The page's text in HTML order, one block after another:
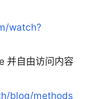
watch?
并自由访问内容
blog/methods